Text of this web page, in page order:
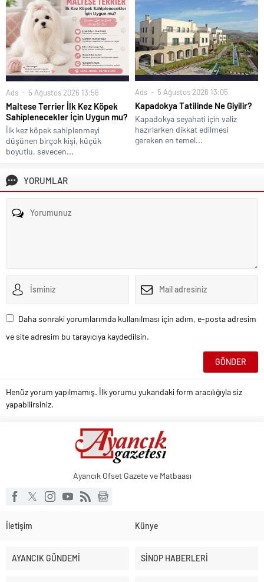
Ads 5 Ağustos 2026 13:56
Maltese Terrier İlk Kez Köpek
Sahiplenecekler İçin Uygun mu?
İlk kez köpek sahiplenmeyi
düşünen birçok kişi, küçük
boyutlu, sevecen...
Ads 5 Ağustos 2026 13:05
Kapadokya Tatilinde Ne Giyilir?
Kapadokya seyahati için valiz
hazırlarken dikkat edilmesi
gereken en temel...
YORUMLAR
Daha sonraki yorumlarımda kullanılması için adım, e-posta adresim
ve site adresim bu tarayıcıya kaydedilsin.
Henüz yorum yapılmamış. İlk yorumu yukarıdaki form aracılığıyla siz
yapabilirsiniz.
Ayancık Ofset Gazete ve Matbaası
İletişim Künye
AYANCIK GÜNDEMİ SİNOP HABERLERİ